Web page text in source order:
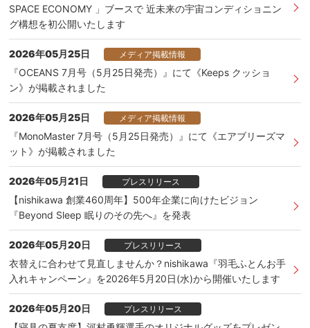
SPACE ECONOMY 」ブースで 近未来の宇宙コンディショニン
グ構想を初公開いたします
2026年05月25日 メディア掲載情報
『OCEANS 7月号（5月25日発売）』にて《Keeps クッショ
ン》が掲載されました
2026年05月25日 メディア掲載情報
『MonoMaster 7月号（5月25日発売）』にて《エアブリーズマ
ット》が掲載されました
2026年05月21日 プレスリリース
【nishikawa 創業460周年】500年企業に向けたビジョン
『Beyond Sleep 眠りのその先へ』を発表
2026年05月20日 プレスリリース
衣替えに合わせて見直しませんか？nishikawa『羽毛ふとんお手
入れキャンペーン』を2026年5月20日(水)から開催いたします
2026年05月20日 プレスリリース